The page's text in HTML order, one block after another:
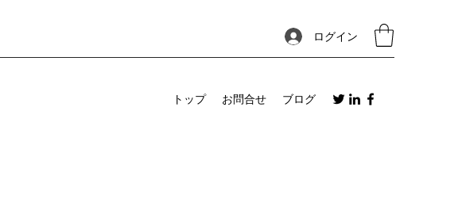
ログイン
トップ お問合せ ブログ